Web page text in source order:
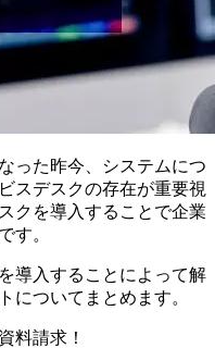
った昨今、システムにつ
スデスクの存在が重要視
クを導入することで企業
す。
導入することによって解
についてまとめます。
料請求！